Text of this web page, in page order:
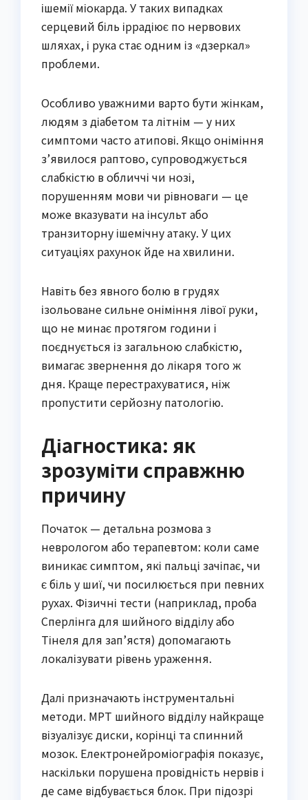
ішемії міокарда. У таких випадках
серцевий біль іррадіює по нервових
шляхах, і рука стає одним із «дзеркал»
проблеми.
Особливо уважними варто бути жінкам,
людям з діабетом та літнім — у них
симптоми часто атипові. Якщо оніміння
з’явилося раптово, супроводжується
слабкістю в обличчі чи нозі,
порушенням мови чи рівноваги — це
може вказувати на інсульт або
транзиторну ішемічну атаку. У цих
ситуаціях рахунок йде на хвилини.
Навіть без явного болю в грудях
ізольоване сильне оніміння лівої руки,
що не минає протягом години і
поєднується із загальною слабкістю,
вимагає звернення до лікаря того ж
дня. Краще перестрахуватися, ніж
пропустити серйозну патологію.
Діагностика: як
зрозуміти справжню
причину
Початок — детальна розмова з
неврологом або терапевтом: коли саме
виникає симптом, які пальці зачіпає, чи
є біль у шиї, чи посилюється при певних
рухах. Фізичні тести (наприклад, проба
Сперлінга для шийного відділу або
Тінеля для зап’ястя) допомагають
локалізувати рівень ураження.
Далі призначають інструментальні
методи. МРТ шийного відділу найкраще
візуалізує диски, корінці та спинний
мозок. Електронейроміографія показує,
наскільки порушена провідність нервів і
де саме відбувається блок. При підозрі